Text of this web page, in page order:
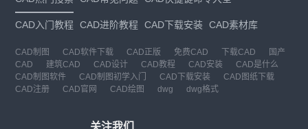
CAD入门教程 CAD进阶教程 CAD下载安装 CAD素材库
CAD制图 CAD软件下载 CAD正版 免费CAD 下载CAD
国产
CAD
建筑CAD CAD设计 CAD教程 CAD安装
CAD是什么
CAD制图软件
CAD制图初学入门 CAD下载安装
CAD图纸下载
CAD注册
CAD官网 CAD绘图 dwg dwg格式
关注我们